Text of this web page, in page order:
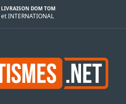
LIVRAISON DOM TOM
et INTERNATIONAL